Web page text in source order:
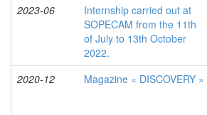
2023-06
Internship carried out at
SOPECAM from the 11th
of July to 13th October
2022.
2020-12 Magazine « DISCOVERY »